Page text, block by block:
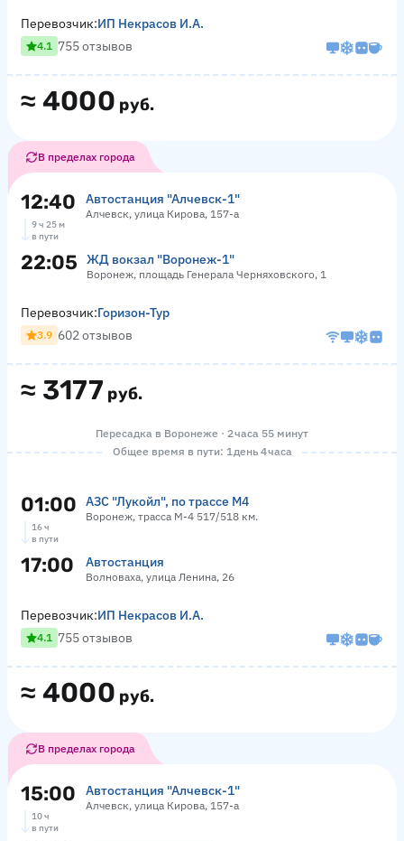
≈ 4000 руб.
Перевозчик:ИП Некрасов И.А.
4.1 755 отзывов
В пределах города
12:40 Автостанция "Алчевск-1"
Алчевск, улица Кирова, 157-а
9 ч 25 м
в пути
22:05 ЖД вокзал "Воронеж-1"
Воронеж, площадь Генерала Черняховского, 1
≈ 3177 руб.
Перевозчик:Горизон-Тур
3.9 602 отзывов
Пересадка в Воронеже · 2 часа 55 минут
Общее время в пути: 1 день 4 часа
01:00 АЗС "Лукойл", по трассе М4
Воронеж, трасса М-4 517/518 км.
16 ч
в пути
17:00 Автостанция
Волноваха, улица Ленина, 26
≈ 4000 руб.
Перевозчик:ИП Некрасов И.А.
4.1 755 отзывов
В пределах города
15:00 Автостанция "Алчевск-1"
Алчевск, улица Кирова, 157-а
10 ч
в пути